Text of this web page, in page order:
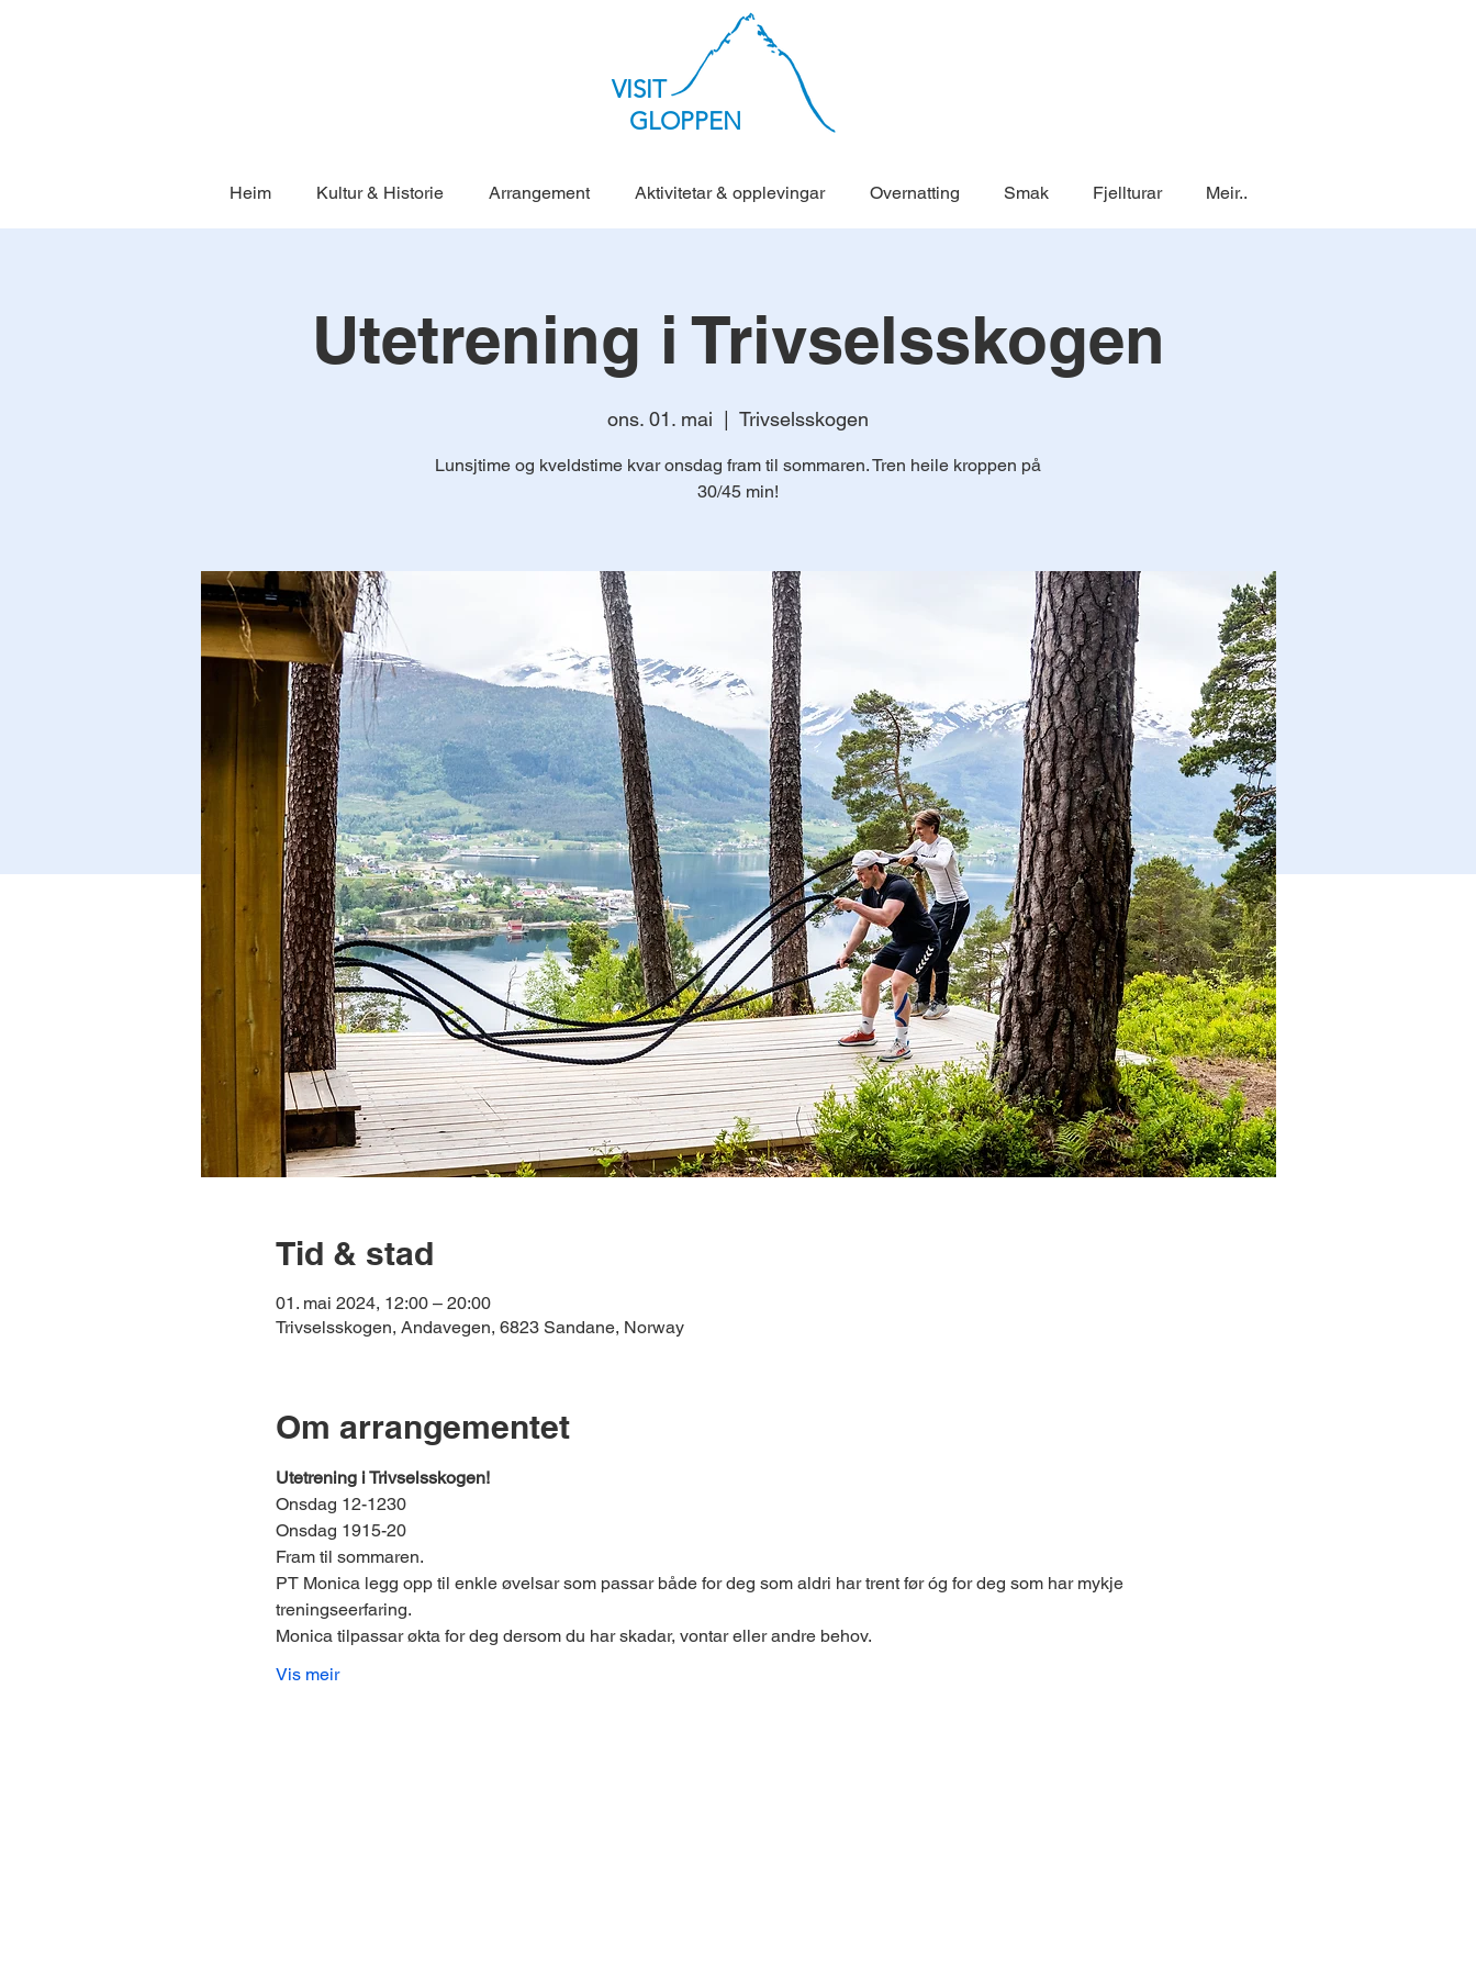
VISIT
GLOPPEN
Heim Kultur & Historie Arrangement Aktivitetar & opplevingar Overnatting Smak Fjellturar Meir..
Utetrening i Trivselsskogen
ons. 01. mai Trivselsskogen
Lunsjtime og kveldstime kvar onsdag fram til sommaren. Tren heile kroppen på
30/45 min!
Tid & stad
01. mai 2024, 12:00 – 20:00
Trivselsskogen, Andavegen, 6823 Sandane, Norway
Om arrangementet
Utetrening i Trivselsskogen!
Onsdag 12-1230
Onsdag 1915-20
Fram til sommaren.
PT Monica legg opp til enkle øvelsar som passar både for deg som aldri har trent før óg for deg som har mykje
treningseerfaring.
Monica tilpassar økta for deg dersom du har skadar, vontar eller andre behov.
Vis meir